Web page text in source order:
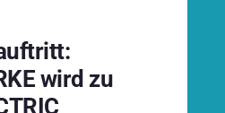
wird zu